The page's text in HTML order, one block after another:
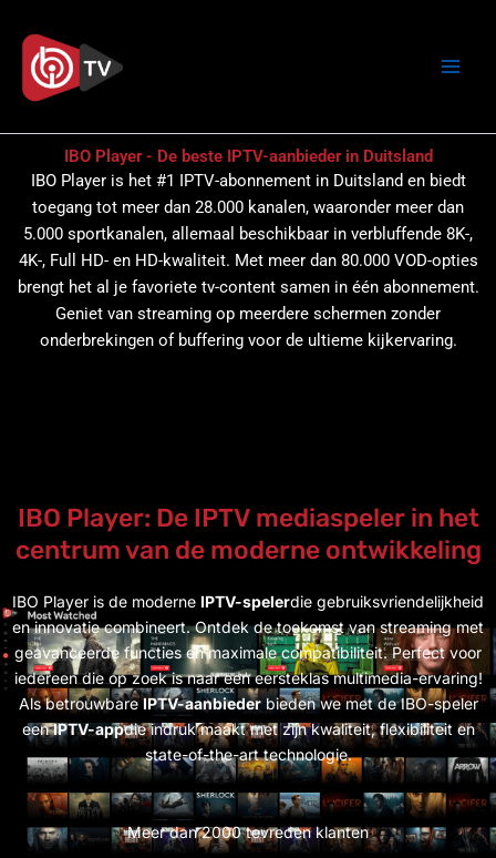
naar
inhoud
IBO Player - De beste IPTV-aanbieder in Duitsland
IBO Player is het #1 IPTV-abonnement in Duitsland en biedt
toegang tot meer dan 28.000 kanalen, waaronder meer dan
5.000 sportkanalen, allemaal beschikbaar in verbluffende 8K-,
4K-, Full HD- en HD-kwaliteit. Met meer dan 80.000 VOD-opties
brengt het al je favoriete tv-content samen in één abonnement.
Geniet van streaming op meerdere schermen zonder
onderbrekingen of buffering voor de ultieme kijkervaring.
IBO Player: De IPTV mediaspeler in het
centrum van de moderne ontwikkeling
IBO Player is de moderne IPTV-spelerdie gebruiksvriendelijkheid
en innovatie combineert. Ontdek de toekomst van streaming met
geavanceerde functies en maximale compatibiliteit. Perfect voor
iedereen die op zoek is naar een eersteklas multimedia-ervaring!
Als betrouwbareIPTV-aanbiederbieden we met de IBO-speler
eenIPTV-appdie indruk maakt met zijn kwaliteit, flexibiliteit en
state-of-the-art technologie.
Meer dan 2000 tevreden klanten